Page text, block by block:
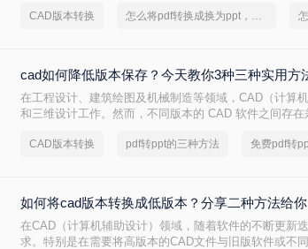
难度、批量能力、隐私安全 四个维度，对比三种主流方
CAD版本转换 怎么将pdf转换成换为ppt，实用的方法来了
cad如何降低版本保存？今天教你3种三种实用方
在工程设计、建筑绘图及机械制造等领域，CAD（计算
和三维设计工作。然而，不同版本的 CAD 软件之间存
版 CAD 的合作伙伴或客户时，将 CAD 文件降低版本保
CAD版本转换 pdf转ppt的三种方法 免费pdf转
如何将cad版本转换成低版本？分享二种方法给你
在CAD（计算机辅助设计）领域，随着软件的不断更新
求。特别是在需要将高版本的CAD文件与旧版软件或不